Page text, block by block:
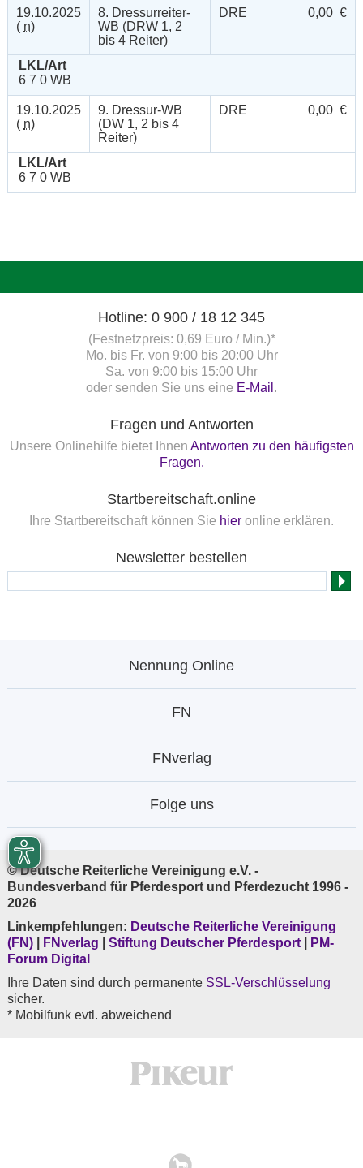
19.10.2025
( n)
8. Dressurreiter-
WB (DRW 1, 2
bis 4 Reiter)
DRE 0,00 €
LKL/Art
6 7 0 WB
19.10.2025
( n)
9. Dressur-WB
(DW 1, 2 bis 4
Reiter)
DRE 0,00 €
LKL/Art
6 7 0 WB
Hotline: 0 900 / 18 12 345
(Festnetzpreis: 0,69 Euro / Min.)*
Mo. bis Fr. von 9:00 bis 20:00 Uhr
Sa. von 9:00 bis 15:00 Uhr
oder senden Sie uns eine E-Mail .
Fragen und Antworten
Unsere Onlinehilfe bietet Ihnen Antworten zu den häufigsten
Fragen.
Startbereitschaft.online
Ihre Startbereitschaft können Sie hier online erklären.
Newsletter bestellen
Nennung Online
FN
FNverlag
Folge uns
© Deutsche Reiterliche Vereinigung e.V. -
Bundesverband für Pferdesport und Pferdezucht 1996 -
2026
Linkempfehlungen: Deutsche Reiterliche Vereinigung
(FN)
FNverlag Stiftung Deutscher Pferdesport
PM-
Forum Digital
Ihre Daten sind durch permanente SSL-Verschlüsselung
sicher.
* Mobilfunk evtl. abweichend